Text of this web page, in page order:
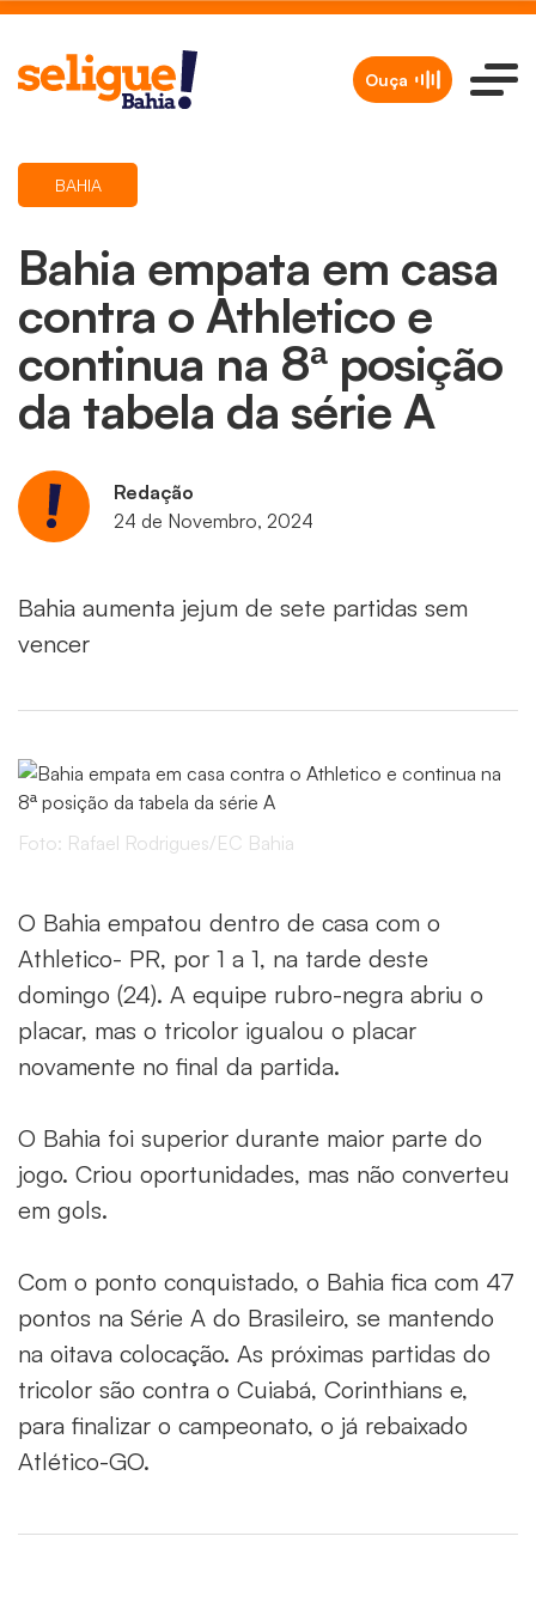
Ouça
Bahia empata em casa
contra o Athletico e
continua na 8ª posição
da tabela da série A
BAHIA
Redação
24 de Novembro, 2024
Bahia aumenta jejum de sete partidas sem
vencer
Foto: Rafael Rodrigues/EC Bahia
O Bahia empatou dentro de casa com o
Athletico- PR, por 1 a 1, na tarde deste
domingo (24). A equipe rubro-negra abriu o
placar, mas o tricolor igualou o placar
novamente no final da partida.
O Bahia foi superior durante maior parte do
jogo. Criou oportunidades, mas não converteu
em gols.
Com o ponto conquistado, o Bahia fica com 47
pontos na Série A do Brasileiro, se mantendo
na oitava colocação. As próximas partidas do
tricolor são contra o Cuiabá, Corinthians e,
para finalizar o campeonato, o já rebaixado
Atlético-GO.